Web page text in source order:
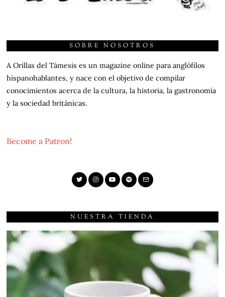
SOBRE NOSOTROS
A Orillas del Támesis es un magazine online para anglófilos
hispanohablantes, y nace con el objetivo de compilar
conocimientos acerca de la cultura, la historia, la gastronomía
y la sociedad británicas.
Become a Patron!
NUESTRA TIENDA